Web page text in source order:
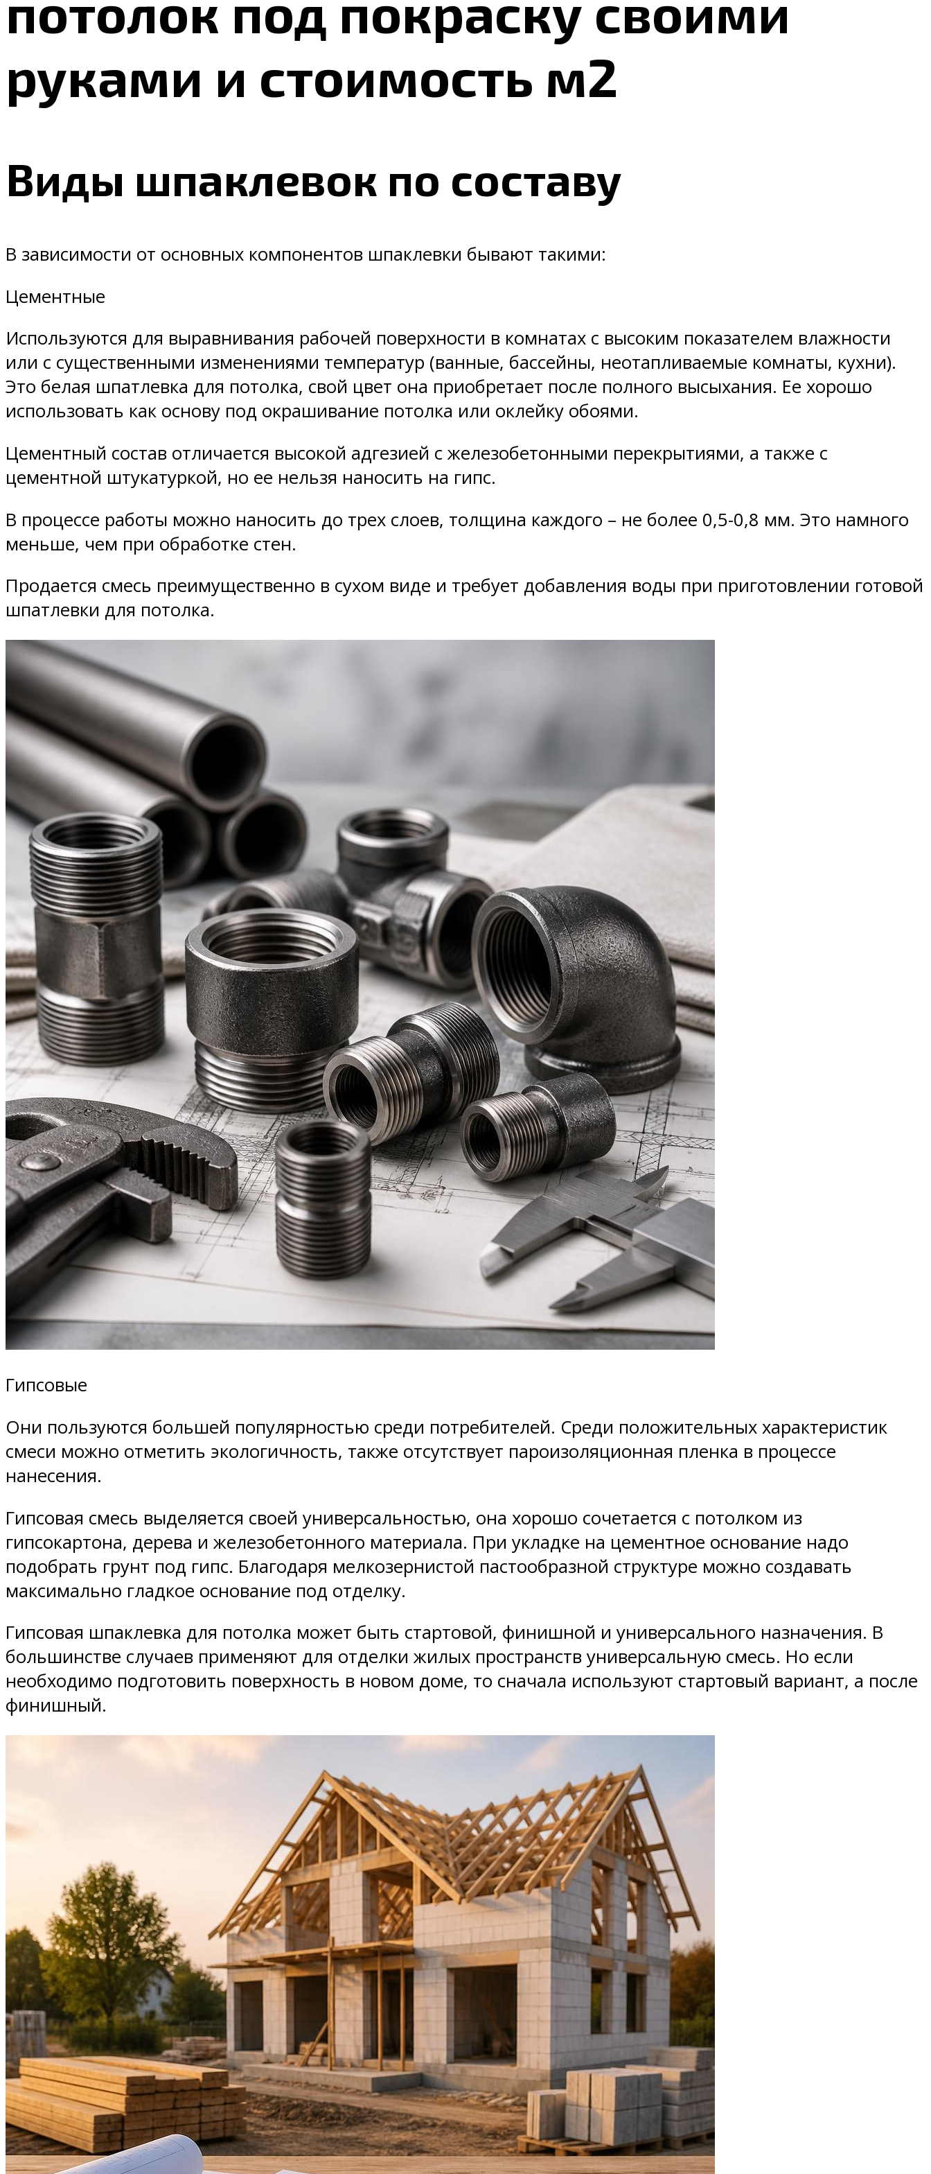
руками и стоимость м2
Виды шпаклевок по составу
В зависимости от основных компонентов шпаклевки бывают такими:
Цементные
Используются для выравнивания рабочей поверхности в комнатах с высоким показателем влажности
или с существенными изменениями температур (ванные, бассейны, неотапливаемые комнаты, кухни).
Это белая шпатлевка для потолка, свой цвет она приобретает после полного высыхания. Ее хорошо
использовать как основу под окрашивание потолка или оклейку обоями.
Цементный состав отличается высокой адгезией с железобетонными перекрытиями, а также с
цементной штукатуркой, но ее нельзя наносить на гипс.
В процессе работы можно наносить до трех слоев, толщина каждого – не более 0,5-0,8 мм. Это намного
меньше, чем при обработке стен.
Продается смесь преимущественно в сухом виде и требует добавления воды при приготовлении готовой
шпатлевки для потолка.
Гипсовые
Они пользуются большей популярностью среди потребителей. Среди положительных характеристик
смеси можно отметить экологичность, также отсутствует пароизоляционная пленка в процессе
нанесения.
Гипсовая смесь выделяется своей универсальностью, она хорошо сочетается с потолком из
гипсокартона, дерева и железобетонного материала. При укладке на цементное основание надо
подобрать грунт под гипс. Благодаря мелкозернистой пастообразной структуре можно создавать
максимально гладкое основание под отделку.
Гипсовая шпаклевка для потолка может быть стартовой, финишной и универсального назначения. В
большинстве случаев применяют для отделки жилых пространств универсальную смесь. Но если
необходимо подготовить поверхность в новом доме, то сначала используют стартовый вариант, а после
финишный.